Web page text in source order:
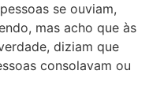
se ouviam,
mas acho que às
diziam que
consolavam ou